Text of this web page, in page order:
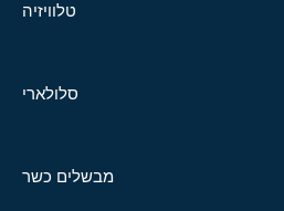
טלוויזיה
סלולארי
מבשלים כשר